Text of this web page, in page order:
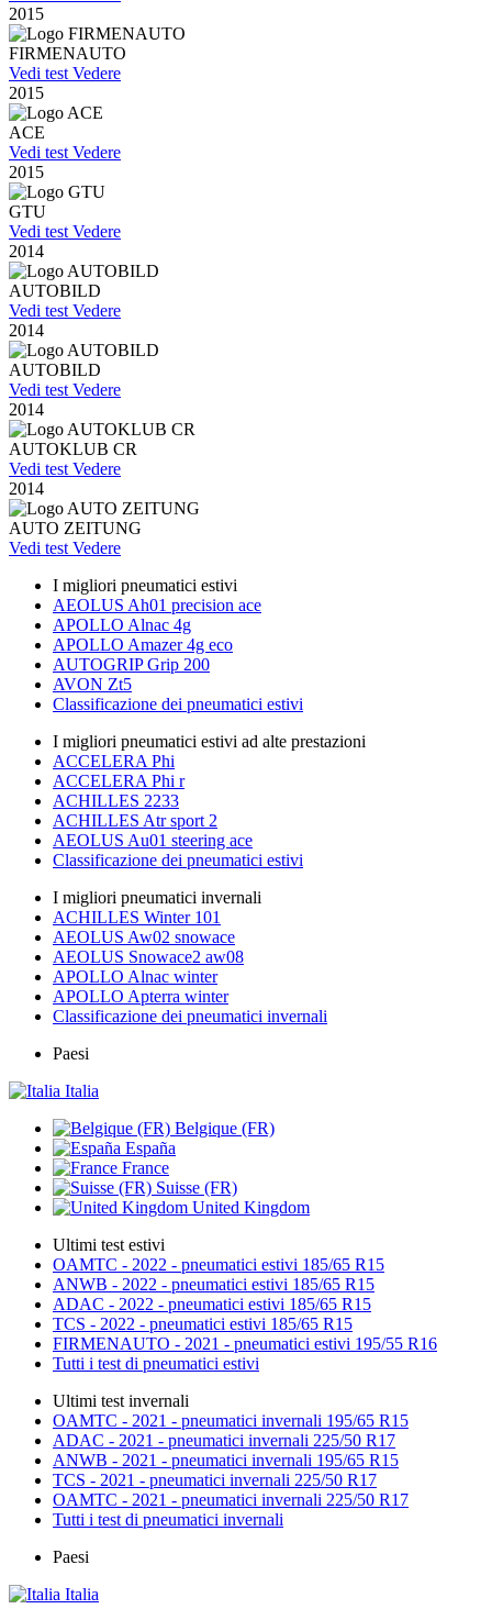
2015
FIRMENAUTO
Vedi test Vedere
2015
ACE
Vedi test Vedere
2015
GTU
Vedi test Vedere
2014
AUTOBILD
Vedi test Vedere
2014
AUTOBILD
Vedi test Vedere
2014
AUTOKLUB CR
Vedi test Vedere
2014
AUTO ZEITUNG
Vedi test Vedere
I migliori pneumatici estivi
AEOLUS Ah01 precision ace
APOLLO Alnac 4g
APOLLO Amazer 4g eco
AUTOGRIP Grip 200
AVON Zt5
Classificazione dei pneumatici estivi
I migliori pneumatici estivi ad alte prestazioni
ACCELERA Phi
ACCELERA Phi r
ACHILLES 2233
ACHILLES Atr sport 2
AEOLUS Au01 steering ace
Classificazione dei pneumatici estivi
I migliori pneumatici invernali
ACHILLES Winter 101
AEOLUS Aw02 snowace
AEOLUS Snowace2 aw08
APOLLO Alnac winter
APOLLO Apterra winter
Classificazione dei pneumatici invernali
Paesi
Italia
Belgique (FR)
España
France
Suisse (FR)
United Kingdom
Ultimi test estivi
OAMTC - 2022 - pneumatici estivi 185/65 R15
ANWB - 2022 - pneumatici estivi 185/65 R15
ADAC - 2022 - pneumatici estivi 185/65 R15
TCS - 2022 - pneumatici estivi 185/65 R15
FIRMENAUTO - 2021 - pneumatici estivi 195/55 R16
Tutti i test di pneumatici estivi
Ultimi test invernali
OAMTC - 2021 - pneumatici invernali 195/65 R15
ADAC - 2021 - pneumatici invernali 225/50 R17
ANWB - 2021 - pneumatici invernali 195/65 R15
TCS - 2021 - pneumatici invernali 225/50 R17
OAMTC - 2021 - pneumatici invernali 225/50 R17
Tutti i test di pneumatici invernali
Paesi
Italia